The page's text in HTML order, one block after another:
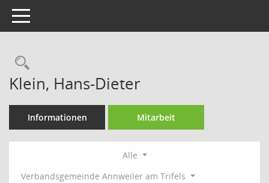
Toggle navigation
Rechercheauswahl
Klein, Hans-Dieter
Informationen Mitarbeit
Alle
Verbandsgemeinde Annweiler am Trifels